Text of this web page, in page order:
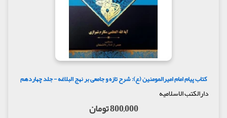
کتاب پیام امام امیرالمومنین (ع): شرح تازه و جامعی بر نهج البلاغه - جلد چهاردهم
دارالکتب الاسلامیه
800,000 تومان